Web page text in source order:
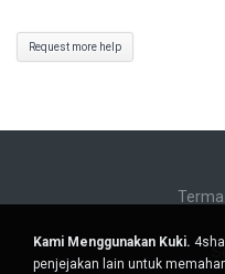
Request more help
Kami Menggunakan Kuki.
penjejakan lain untuk